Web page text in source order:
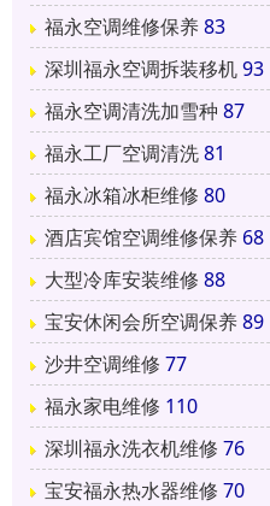
福永空调维修保养83
深圳福永空调拆装移机93
福永空调清洗加雪种 87
福永工厂空调清洗81
福永冰箱冰柜维修 80
酒店宾馆空调维修保养 68
大型冷库安装维修 88
宝安休闲会所空调保养89
沙井空调维修 77
福永家电维修 110
深圳福永洗衣机维修 76
宝安福永热水器维修 70